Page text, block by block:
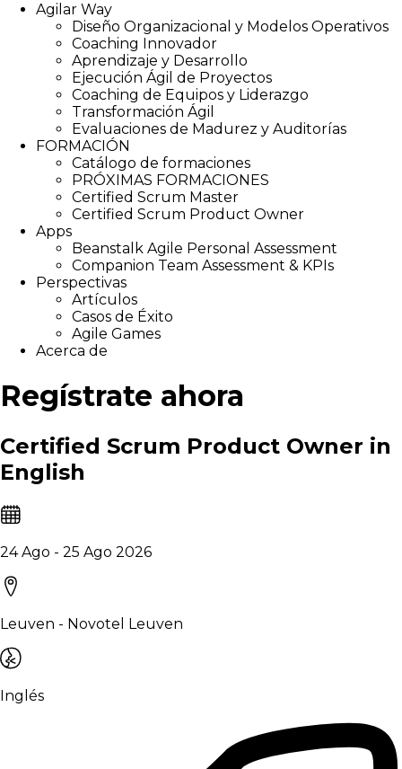
Agilar Way
Diseño Organizacional y Modelos Operativos
Coaching Innovador
Aprendizaje y Desarrollo
Ejecución Ágil de Proyectos
Coaching de Equipos y Liderazgo
Transformación Ágil
Evaluaciones de Madurez y Auditorías
FORMACIÓN
Catálogo de formaciones
PRÓXIMAS FORMACIONES
Certified Scrum Master
Certified Scrum Product Owner
Apps
Beanstalk Agile Personal Assessment
Companion Team Assessment & KPIs
Perspectivas
Artículos
Casos de Éxito
Agile Games
Acerca de
Regístrate ahora
Certified Scrum Product Owner in
English
24 Ago - 25 Ago 2026
Leuven - Novotel Leuven
Inglés